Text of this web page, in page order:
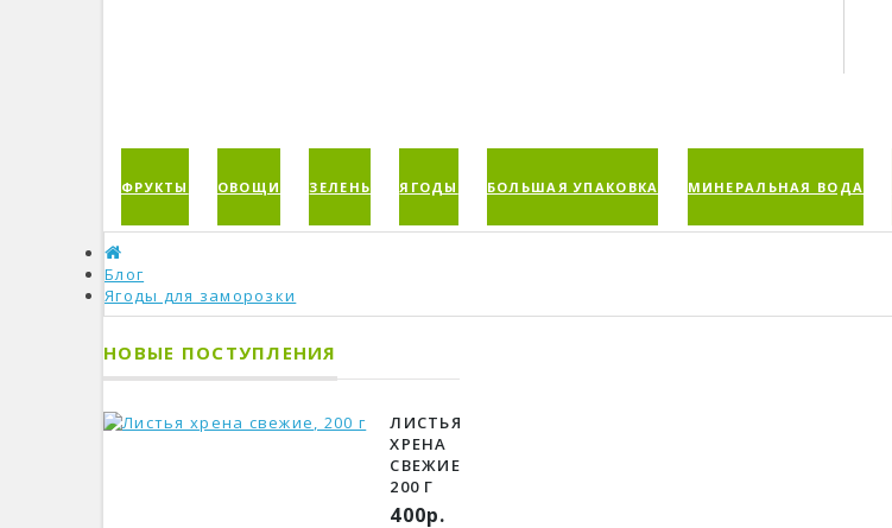
ФРУКТЫ ОВОЩИ ЗЕЛЕНЬ ЯГОДЫ БОЛЬШАЯ УПАКОВКА МИНЕРАЛЬНАЯ ВОДА
Блог
Ягоды для заморозки
НОВЫЕ ПОСТУПЛЕНИЯ
ЛИСТЬЯ
ХРЕНА
СВЕЖИЕ,
200 Г
400р.